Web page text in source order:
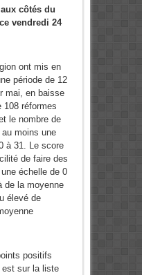
côtés du
vendredi 24
ont mis en
période de 12
mai, en baisse
108 réformes
le nombre de
moins une
à 31. Le score
de faire des
échelle de 0
de la moyenne
élevé de
positifs
est sur la liste